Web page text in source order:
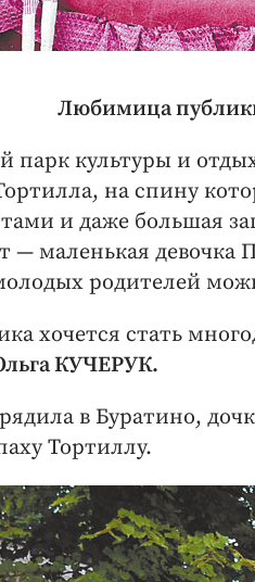
Любимица
парк культуры и
на спину
и даже большая
— маленькая девочка
родителей
хочется стать
КУЧЕРУК.
в Буратино,
Тортиллу.